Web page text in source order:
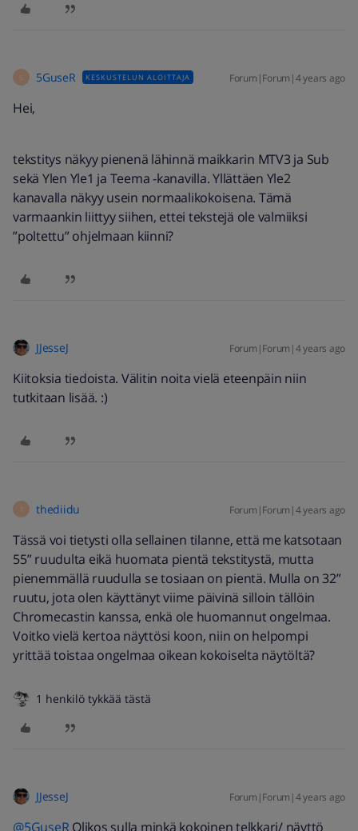
5 5GuseR KESKUSTELUN ALOITTAJA Forum|Forum|4 years ago
Hei,
tekstitys näkyy pienenä lähinnä maikkarin MTV3 ja Sub
sekä Ylen Yle1 ja Teema -kanavilla. Yllättäen Yle2
kanavalla näkyy usein normaalikokoisena. Tämä
varmaankin liittyy siihen, ettei tekstejä ole valmiiksi
”poltettu” ohjelmaan kiinni?
JJesseJ Forum|Forum|4 years ago
Kiitoksia tiedoista. Välitin noita vielä eteenpäin niin
tutkitaan lisää. :)
T thediidu Forum|Forum|4 years ago
Tässä voi tietysti olla sellainen tilanne, että me katsotaan
55” ruudulta eikä huomata pientä tekstitystä, mutta
pienemmällä ruudulla se tosiaan on pientä. Mulla on 32”
ruutu, jota olen käyttänyt viime päivinä silloin tällöin
Chromecastin kanssa, enkä ole huomannut ongelmaa.
Voitko vielä kertoa näyttösi koon, niin on helpompi
yrittää toistaa ongelmaa oikean kokoiselta näytöltä?
1 henkilö tykkää tästä
JJesseJ Forum|Forum|4 years ago
@5GuseR Olikos sulla minkä kokoinen telkkari/ näyttö